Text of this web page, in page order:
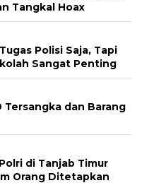
Tangkal Hoax
Polisi Saja, Tapi
Sangat Penting
Tersangka dan Barang
di Tanjab Timur
Orang Ditetapkan